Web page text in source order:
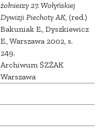
żołnierzy 27. Wołyńskiej
Dywizji Piechoty AK, (red.)
Bakuniak E., Dyszkiewicz
E., Warszawa 2002, s.
249.
Archiwum ŚZŻAK
Warszawa